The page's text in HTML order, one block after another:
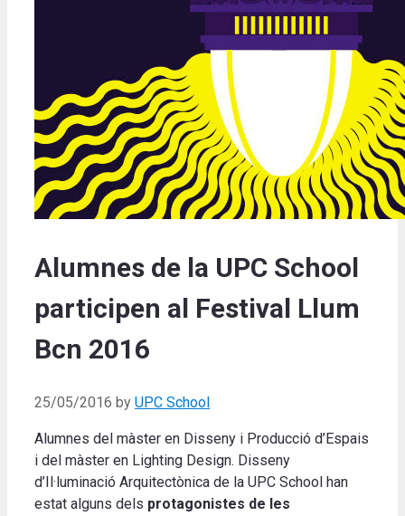
Alumnes de la UPC School
participen al Festival Llum
Bcn 2016
25/05/2016 by UPC School
Alumnes del màster en Disseny i Producció d’Espais
i del màster en Lighting Design. Disseny
d’Il·luminació Arquitectònica de la UPC School han
estat alguns dels protagonistes de les